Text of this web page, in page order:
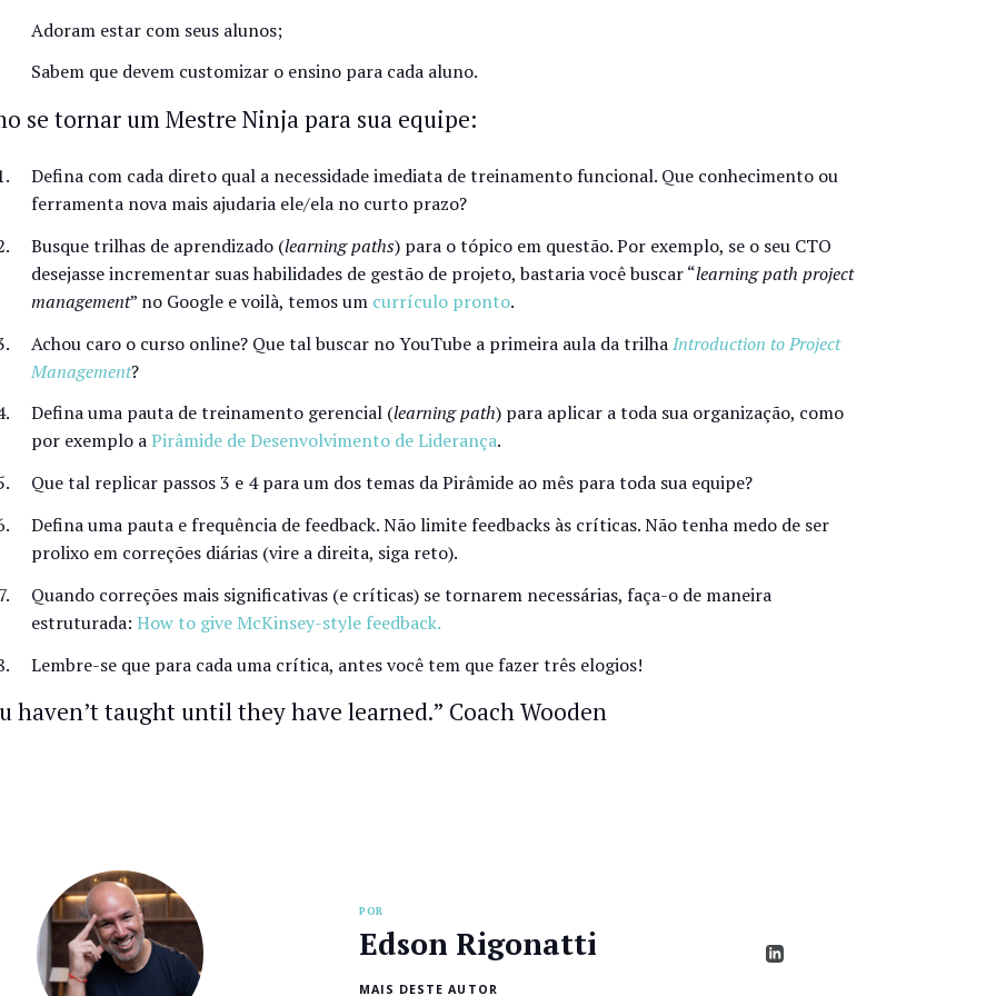
Adoram estar com seus alunos;
Sabem que devem customizar o ensino para cada aluno.
se tornar um Mestre Ninja para sua equipe:
Defina com cada direto qual a necessidade imediata de treinamento funcional. Que conhecimento ou
ferramenta nova mais ajudaria ele/ela no curto prazo?
Busque trilhas de aprendizado (learning paths) para o tópico em questão. Por exemplo, se o seu CTO
desejasse incrementar suas habilidades de gestão de projeto, bastaria você buscar “learning path project
management” no Google e voilà, temos um currículo pronto.
Achou caro o curso online? Que tal buscar no YouTube a primeira aula da trilhaIntroduction to Project
Management?
Defina uma pauta de treinamento gerencial (learning path) para aplicar a toda sua organização, como
por exemplo aPirâmide de Desenvolvimento de Liderança.
Que tal replicar passos 3 e 4 para um dos temas da Pirâmide ao mês para toda sua equipe?
Defina uma pauta e frequência de feedback. Não limite feedbacks às críticas. Não tenha medo de ser
prolixo em correções diárias (vire a direita, siga reto).
Quando correções mais significativas (e críticas) se tornarem necessárias, faça-o de maneira
estruturada: How to give McKinsey-style feedback.
Lembre-se que para cada uma crítica, antes você tem que fazer três elogios!
haven’t taught until they have learned.” Coach Wooden
POR
Edson Rigonatti
MAIS DESTE AUTOR